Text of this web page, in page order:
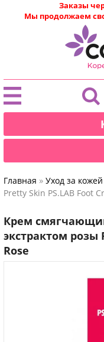
Заказы
Мы продолжаем
Главная » Уход за
Pretty Skin PS.LAB Foot
Крем
экстрактом розы
Rose